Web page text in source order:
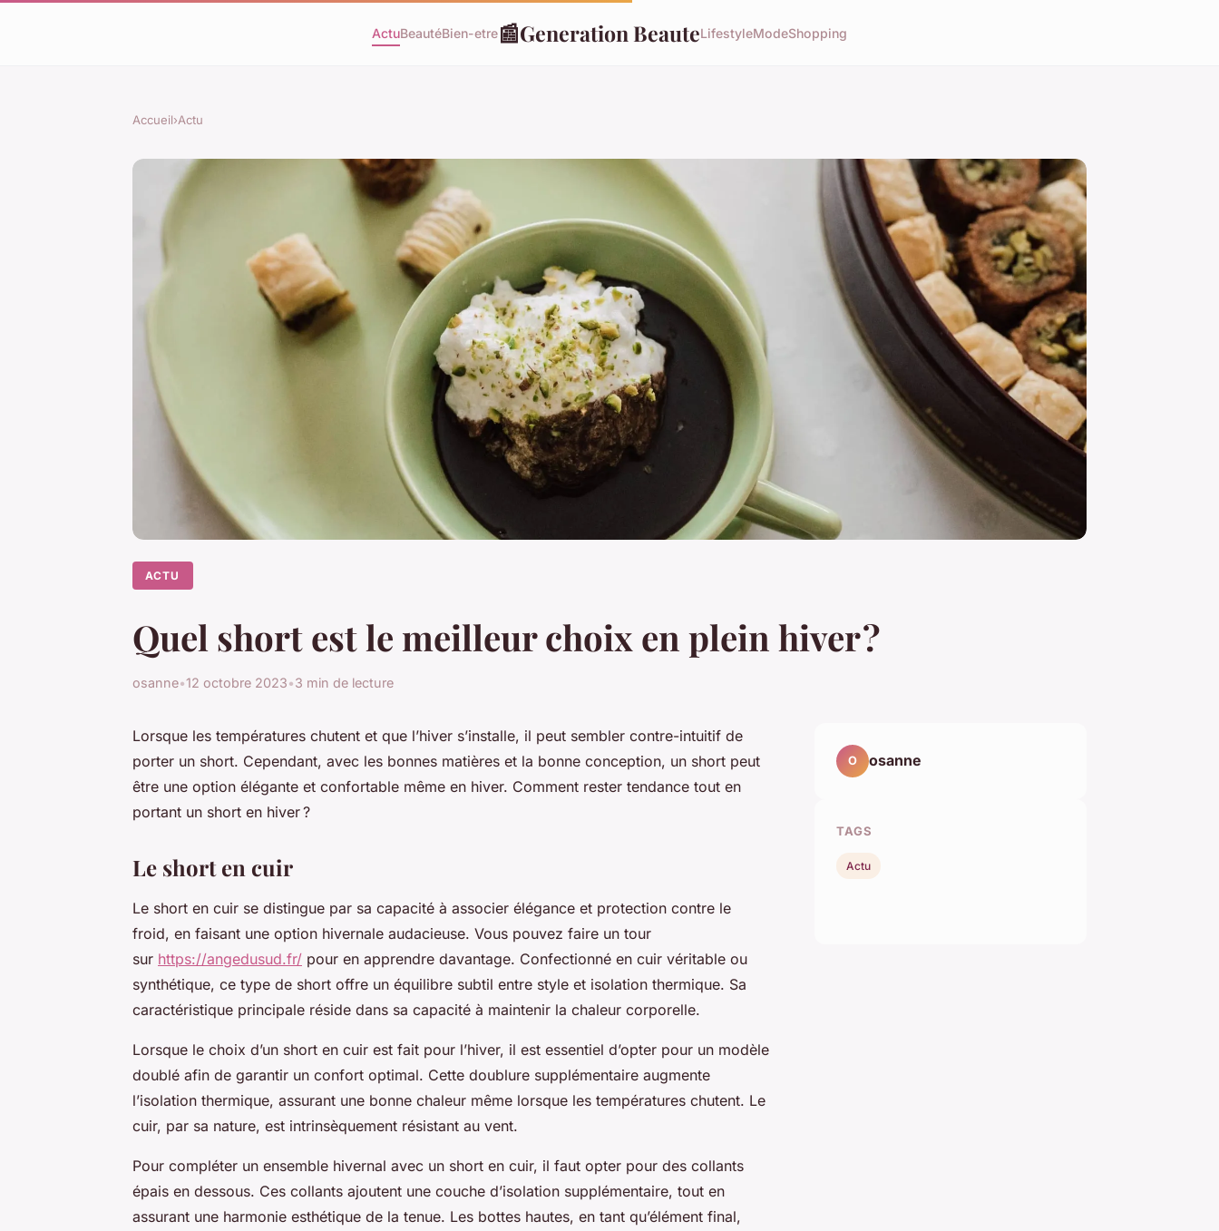
ActuBeautéBien-etre📰Generation BeauteLifestyleModeShopping
Accueil›Actu
ACTU
Quel short est le meilleur choix en plein hiver ?
osanne•12 octobre 2023•3 min de lecture
Lorsque les températures chutent et que l’hiver s’installe, il peut sembler contre-intuitif de
porter un short. Cependant, avec les bonnes matières et la bonne conception, un short peut
être une option élégante et confortable même en hiver. Comment rester tendance tout en
portant un short en hiver ?
Le short en cuir
Le short en cuir se distingue par sa capacité à associer élégance et protection contre le
froid, en faisant une option hivernale audacieuse. Vous pouvez faire un tour
sur https://angedusud.fr/ pour en apprendre davantage. Confectionné en cuir véritable ou
synthétique, ce type de short offre un équilibre subtil entre style et isolation thermique. Sa
caractéristique principale réside dans sa capacité à maintenir la chaleur corporelle.
Lorsque le choix d’un short en cuir est fait pour l’hiver, il est essentiel d’opter pour un modèle
doublé afin de garantir un confort optimal. Cette doublure supplémentaire augmente
l’isolation thermique, assurant une bonne chaleur même lorsque les températures chutent. Le
cuir, par sa nature, est intrinsèquement résistant au vent.
Pour compléter un ensemble hivernal avec un short en cuir, il faut opter pour des collants
épais en dessous. Ces collants ajoutent une couche d’isolation supplémentaire, tout en
assurant une harmonie esthétique de la tenue. Les bottes hautes, en tant qu’élément final,
O osanne
TAGS
Actu